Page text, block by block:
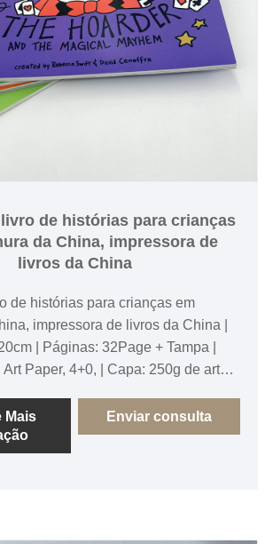
de histórias para crianças
da China, impressora de
livros da China
de histórias para crianças em
impressora de livros da China |
| Páginas: 32Page + Tampa |
| Capa: 250g de arte,
Mais
Enviar consulta